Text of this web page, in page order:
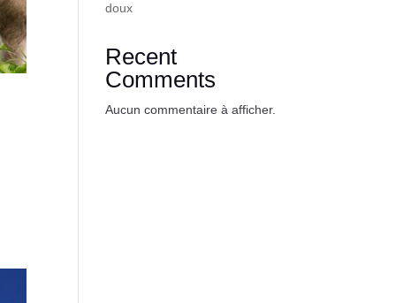
doux
Recent
Comments
Aucun commentaire à afficher.